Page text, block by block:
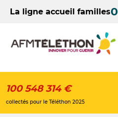
contenuLa ligne accueil familles
100 548 314 €
collectés pour le Téléthon 2025